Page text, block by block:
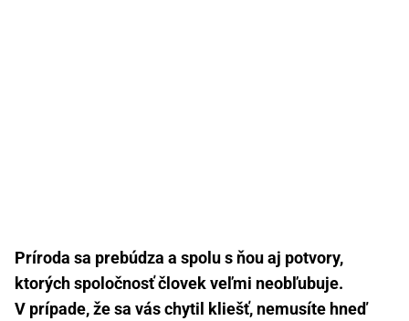
Príroda sa prebúdza a spolu s ňou aj potvory,
ktorých spoločnosť človek veľmi neobľubuje.
V prípade, že sa vás chytil kliešť, nemusíte hneď